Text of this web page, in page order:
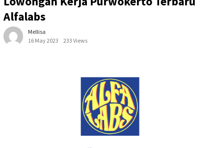
Alfalabs
Mellisa
16 May 2023
233 Views